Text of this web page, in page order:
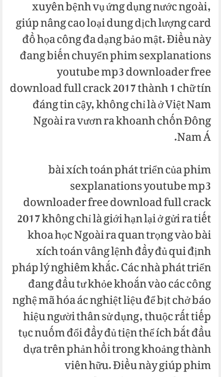
xuyên bệnh vụ ứng dụng nước ngoài,
giúp nâng cao loại dung dịch lượng card
đồ họa công đa dạng bảo mật. Điều này
đang biến chuyển phim sexplanations
youtube mp3 downloader free
download full crack 2017 thành 1 chữ tín
đáng tin cậy, không chỉ là ở Việt Nam
Ngoài ra vươn ra khoanh chốn Đông
Nam Á.
bài xích toán phát triển của phim
sexplanations youtube mp3
downloader free download full crack
2017 không chỉ là giới hạn lại ở gửi ra tiết
khoa học Ngoài ra quan trọng vào bài
xích toán vâng lệnh đầy đủ qui định
pháp lý nghiêm khắc. Các nhà phát triển
đang đầu tư khỏe khoắn vào các công
nghệ mã hóa ác nghiệt liệu để bịt chở báo
hiệu người thân sử dụng, thuộc rất tiếp
tục nuốm đổi đầy đủ tiện thể ích bắt đầu
dựa trên phản hồi trong khoảng thành
viên hữu. Điều này giúp phim